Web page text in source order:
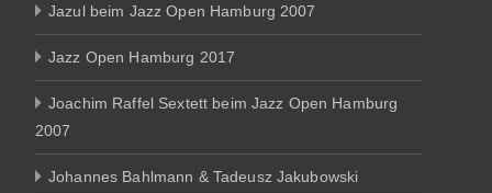
Jazul beim Jazz Open Hamburg 2007
Jazz Open Hamburg 2017
Joachim Raffel Sextett beim Jazz Open Hamburg
2007
Johannes Bahlmann & Tadeusz Jakubowski